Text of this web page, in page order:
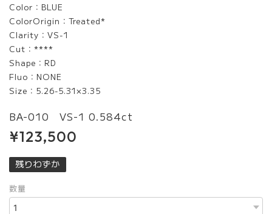
Color：BLUE
ColorOrigin：Treated*
Clarity：VS-1
Cut：****
Shape：RD
Fluo：NONE
Size：5.26-5.31×3.35
BA-010 VS-1 0.584ct
¥123,500
残りわずか
数量